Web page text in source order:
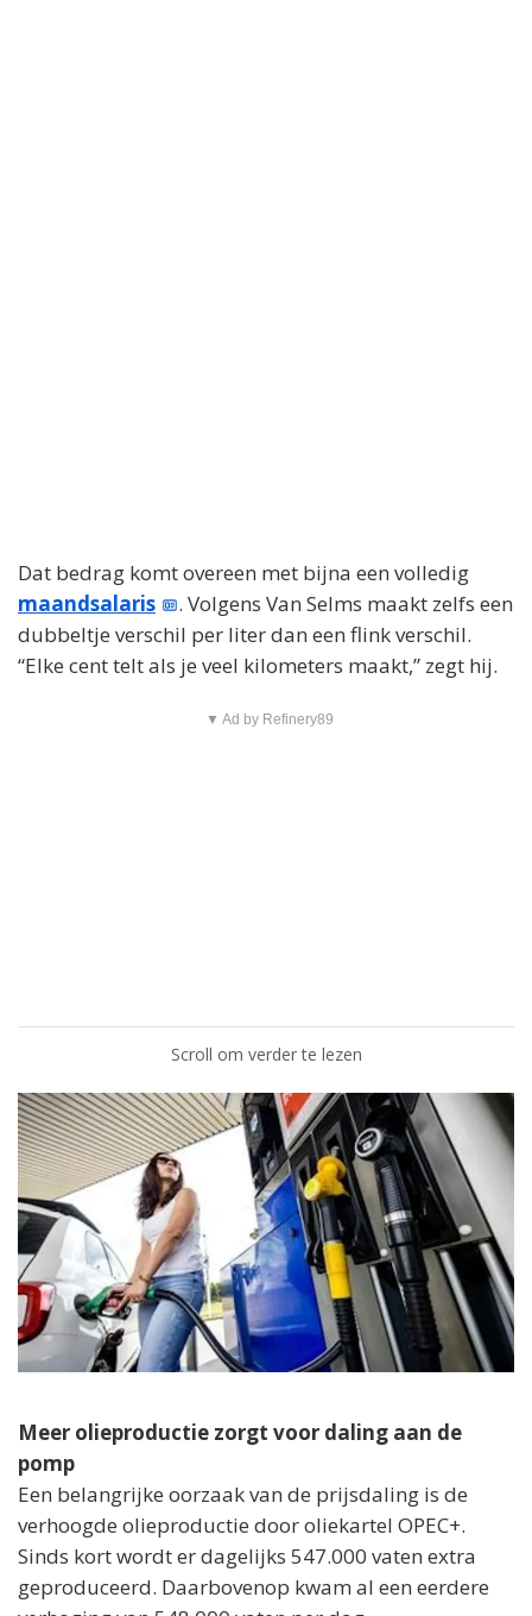
Dat bedrag komt overeen met bijna een volledig
maandsalaris
. Volgens Van Selms maakt zelfs een
dubbeltje verschil per liter dan een flink verschil.
“Elke cent telt als je veel kilometers maakt,” zegt hij.
▼ Ad by Refinery89
Scroll om verder te lezen
Meer olieproductie zorgt voor daling aan de
pomp
Een belangrijke oorzaak van de prijsdaling is de
verhoogde olieproductie door oliekartel OPEC+.
Sinds kort wordt er dagelijks 547.000 vaten extra
geproduceerd. Daarbovenop kwam al een eerdere